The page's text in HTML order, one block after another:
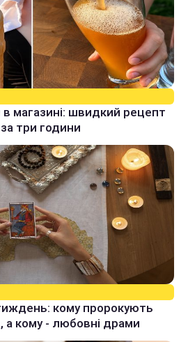
в магазині: швидкий рецепт
три години
кому пророкують
а кому - любовні драми